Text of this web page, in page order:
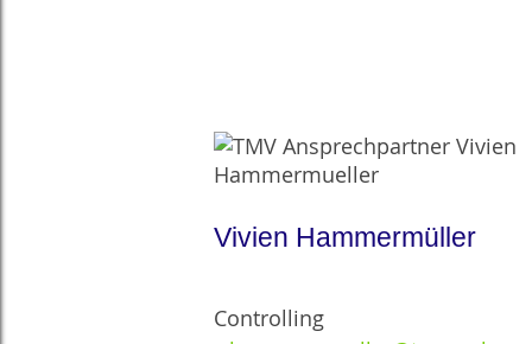
Vivien Hammermüller
Controlling